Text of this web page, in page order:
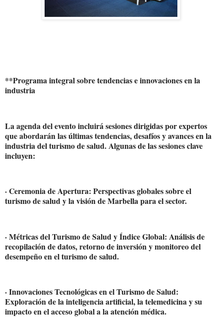
**Programa integral sobre tendencias e innovaciones en la
industria
La agenda del evento incluirá sesiones dirigidas por expertos
que abordarán las últimas tendencias, desafíos y avances en la
industria del turismo de salud. Algunas de las sesiones clave
incluyen:
· Ceremonia de Apertura: Perspectivas globales sobre el
turismo de salud y la visión de Marbella para el sector.
· Métricas del Turismo de Salud y Índice Global: Análisis de
recopilación de datos, retorno de inversión y monitoreo del
desempeño en el turismo de salud.
· Innovaciones Tecnológicas en el Turismo de Salud:
Exploración de la inteligencia artificial, la telemedicina y su
impacto en el acceso global a la atención médica.